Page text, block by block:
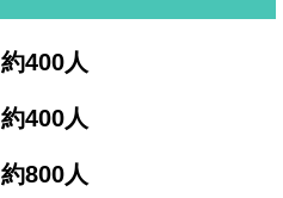
約400人
約400人
約800人